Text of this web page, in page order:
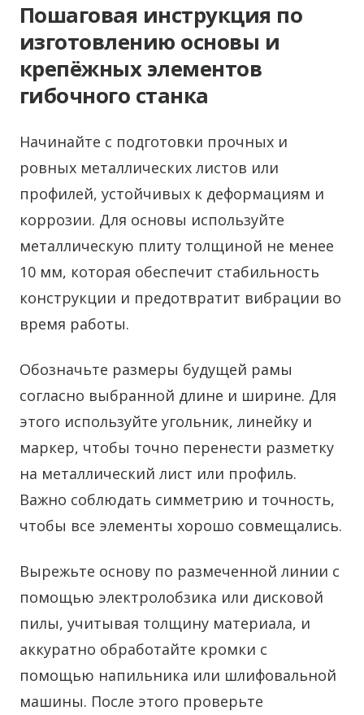
Пошаговая инструкция по
изготовлению основы и
крепёжных элементов
гибочного станка
Начинайте с подготовки прочных и
ровных металлических листов или
профилей, устойчивых к деформациям и
коррозии. Для основы используйте
металлическую плиту толщиной не менее
10 мм, которая обеспечит стабильность
конструкции и предотвратит вибрации во
время работы.
Обозначьте размеры будущей рамы
согласно выбранной длине и ширине. Для
этого используйте угольник, линейку и
маркер, чтобы точно перенести разметку
на металлический лист или профиль.
Важно соблюдать симметрию и точность,
чтобы все элементы хорошо совмещались.
Вырежьте основу по размеченной линии с
помощью электролобзика или дисковой
пилы, учитывая толщину материала, и
аккуратно обработайте кромки с
помощью напильника или шлифовальной
машины. После этого проверьте